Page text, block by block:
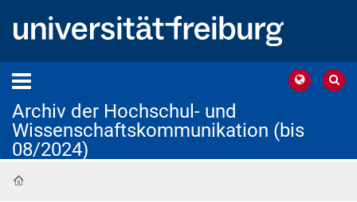
Archiv der Hochschul- und
Wissenschaftskommunikation (bis
08/2024)